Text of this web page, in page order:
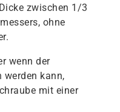
zwischen 1/3
ohne
wenn der
kann,
mit einer